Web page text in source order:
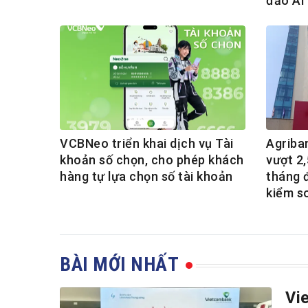
VCBNeo triển khai dịch vụ Tài
khoản số chọn, cho phép khách
hàng tự lựa chọn số tài khoản
vượt
tháng
kiểm
BÀI MỚI NHẤT